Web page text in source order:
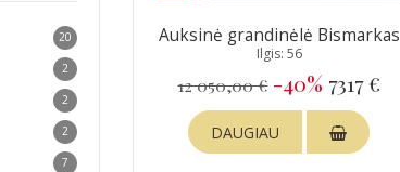
20
2
2
2
7
Auksinė grandinėlė Bismarkas
Ilgis: 56
12 050,00 € -40% 7317 €
DAUGIAU